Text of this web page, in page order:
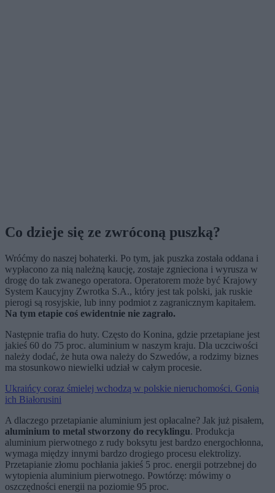
Co dzieje się ze zwróconą puszką?
Wróćmy do naszej bohaterki. Po tym, jak puszka została oddana i
wypłacono za nią należną kaucję, zostaje zgnieciona i wyrusza w
drogę do tak zwanego operatora. Operatorem może być Krajowy
System Kaucyjny Zwrotka S.A., który jest tak polski, jak ruskie
pierogi są rosyjskie, lub inny podmiot z zagranicznym kapitałem.
Na tym etapie coś ewidentnie nie zagrało.
Następnie trafia do huty. Często do Konina, gdzie przetapiane jest
jakieś 60 do 75 proc. aluminium w naszym kraju. Dla uczciwości
należy dodać, że huta owa należy do Szwedów, a rodzimy biznes
ma stosunkowo niewielki udział w całym procesie.
Ukraińcy coraz śmielej wchodzą w polskie nieruchomości. Gonią
ich Białorusini
A dlaczego przetapianie aluminium jest opłacalne? Jak już pisałem,
aluminium to metal stworzony do recyklingu. Produkcja
aluminium pierwotnego z rudy boksytu jest bardzo energochłonna,
wymaga między innymi bardzo drogiego procesu elektrolizy.
Przetapianie złomu pochłania jakieś 5 proc. energii potrzebnej do
wytopienia aluminium pierwotnego. Powtórzę: mówimy o
oszczędności energii na poziomie 95 proc.